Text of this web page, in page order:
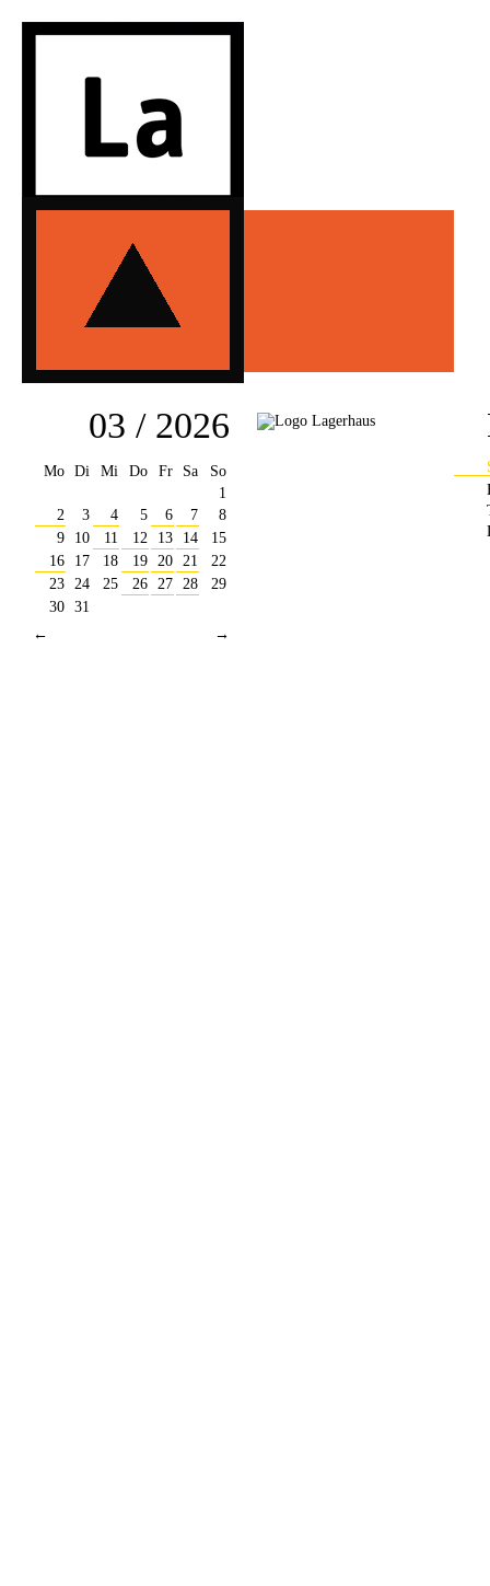
03 / 2026
Mo Di Mi Do Fr Sa
So
1
2
3 4 5 6 7
8
9
10 11 12 13 14
15
16
17 18 19 20 21
22
23 24 25 26 27 28
29
30 31
←
→